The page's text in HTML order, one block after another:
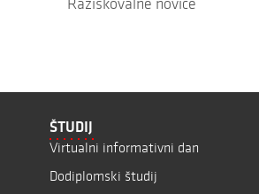
ŠTUDIJ
Virtualni informativni dan
Dodiplomski študij